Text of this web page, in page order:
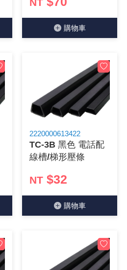
NT
購物⾞
2220000613422
TC-3B 黑色 電話配
線槽/梯形壓條
NT $32
購物⾞